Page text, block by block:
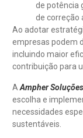
de potência
de correção
Ao adotar
empresas podem
incluindo maior
contribuição para
A Ampher Soluções
escolha e
necessidades
sustentáveis.